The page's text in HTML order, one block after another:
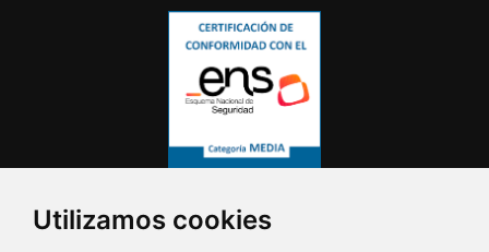
Utilizamos cookies